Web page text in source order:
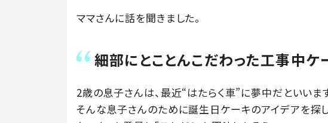
ママさんに話を聞きました。
細部にとことんこだわった工事中ケ
2歳の息子さんは、最近“はたらく車”に夢中だといいま
そんな息子さんのために誕生日ケーキのアイデアを探